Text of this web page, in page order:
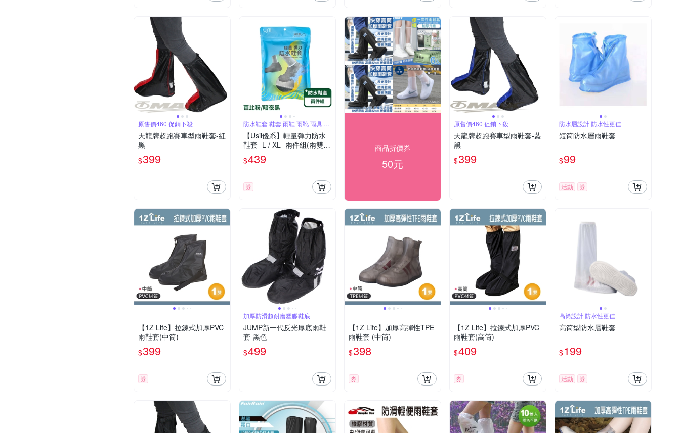
原售價460 促銷下殺
天龍牌超跑賽車型雨鞋套-紅
黑
$399
防水鞋套 鞋套 雨鞋 雨靴 雨具 雨
鞋套
【Usii優系】輕量彈力防水
鞋套- L / XL -兩件組(兩雙) -
芭比粉/暗夜黑
$439
券
商品折價券
50元
原售價460 促銷下殺
天龍牌超跑賽車型雨鞋套-藍
黑
$399
防水層設計 防水性更佳
短筒防水層雨鞋套
$99
活動 券
【1Z Life】拉鍊式加厚PVC
雨鞋套(中筒)
$399
券
加厚防滑超耐磨塑膠鞋底
JUMP新一代反光厚底雨鞋
套-黑色
$499
【1Z Life】加厚高彈性TPE
雨鞋套 (中筒)
$398
券
【1Z Life】拉鍊式加厚PVC
雨鞋套(高筒)
$409
券
高筒設計 防水性更佳
高筒型防水層鞋套
$199
活動 券